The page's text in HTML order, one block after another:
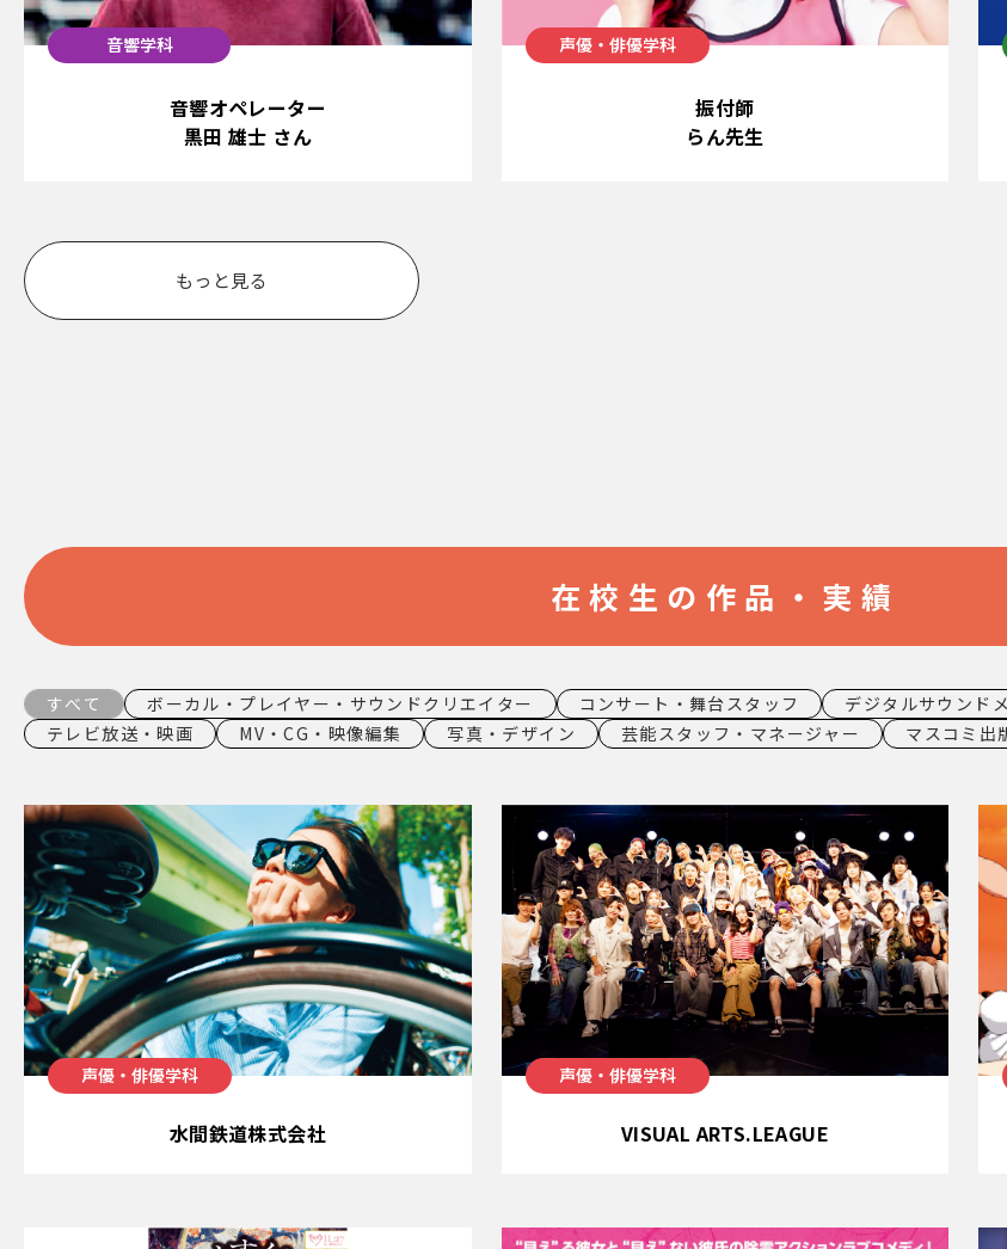
音響学科
音響オペレーター
黒田 雄士 さん
声優・俳優学科
振付師
らん先生
もっと見る
在校生の作品・実績
すべて ボーカル・プレイヤー・サウンドクリエイター コンサート・舞台スタッフ デジタルサウンド
テレビ放送・映画
MV・CG・映像編集 写真・デザイン 芸能スタッフ・マネージャー マスコミ出
声優・俳優学科
水間鉄道株式会社
声優・俳優学科
VISUAL ARTS.LEAGUE